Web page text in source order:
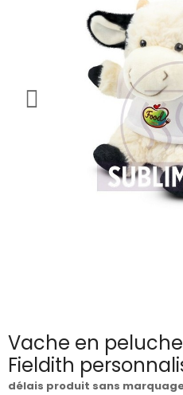
Vache en
Fieldith
délais produit sans